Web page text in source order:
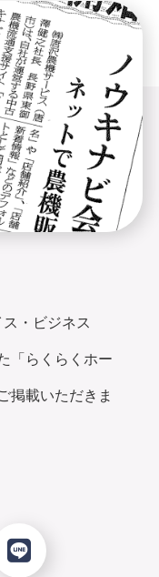
・ビジネス
「らくらくホー
掲載いただきま